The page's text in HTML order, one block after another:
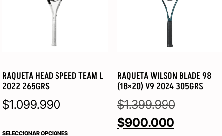
RAQUETA HEAD SPEED TEAM L
2022 265GRS
$1.099.990
SELECCIONAR OPCIONES
RAQUETA WILSON BLADE 98
(18×20) V9 2024 305GRS
$1.399.990
$900.000